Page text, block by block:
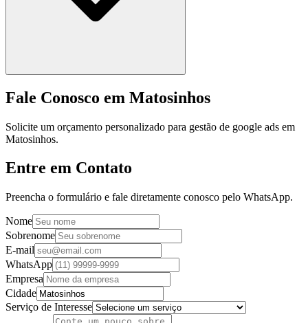
Fale Conosco em Matosinhos
Solicite um orçamento personalizado para gestão de google ads em
Matosinhos.
Entre em Contato
Preencha o formulário e fale diretamente conosco pelo WhatsApp.
Nome
Sobrenome
E-mail
WhatsApp
Empresa
Cidade
Serviço de Interesse